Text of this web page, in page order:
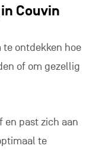
Couvin
te ontdekken hoe
of om gezellig
en past zich aan
te